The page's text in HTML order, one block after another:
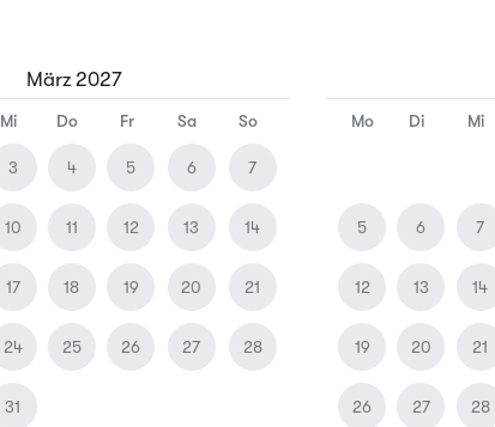
März 2027
Mi Do Fr Sa So
3 4 5 6 7
10 11 12 13 14
17 18 19 20 21
24 25 26 27 28
31
Mo Di Mi
5 6 7
12 13 14
19 20 21
26 27 28